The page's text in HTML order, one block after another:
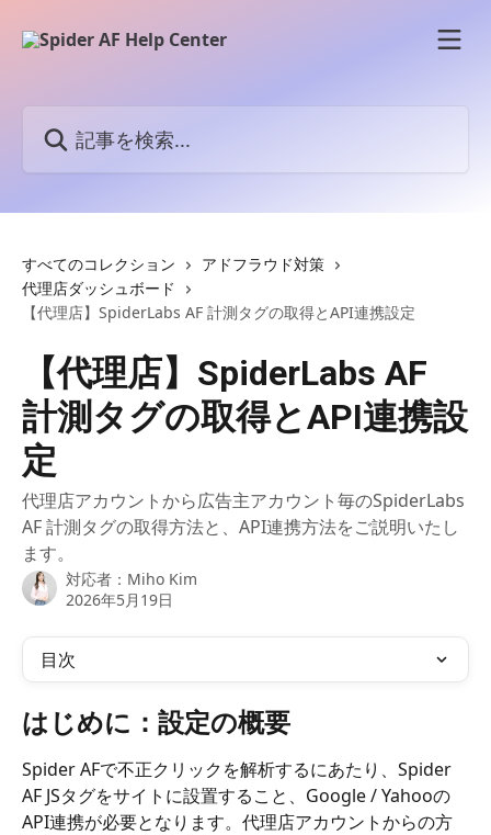
すべてのコレクション
アドフラウド対策
代理店ダッシュボード
【代理店】SpiderLabs AF 計測タグの取得とAPI連携設定
【代理店】SpiderLabs AF
計測タグの取得とAPI連携設
定
代理店アカウントから広告主アカウント毎のSpiderLabs
AF 計測タグの取得方法と、API連携方法をご説明いたし
ます。
対応者： Miho Kim
2026年5月19日
目次
はじめに：設定の概要
Spider AFで不正クリックを解析するにあたり、Spider
AF JSタグをサイトに設置すること、Google / Yahooの
API連携が必要となります。代理店アカウントからの方